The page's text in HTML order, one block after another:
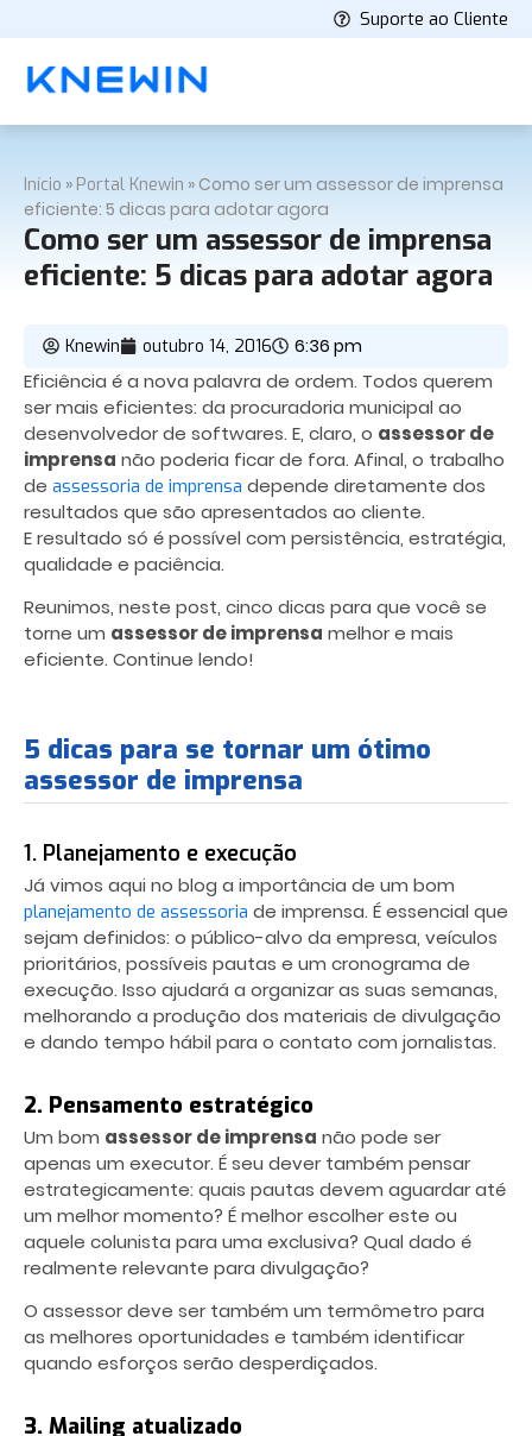
Suporte ao Cliente
Início » Portal Knewin » Como ser um assessor de imprensa
eficiente: 5 dicas para adotar agora
Como ser um assessor de imprensa
eficiente: 5 dicas para adotar agora
Knewin outubro 14, 2016 6:36 pm
Eficiência é a nova palavra de ordem. Todos querem
ser mais eficientes: da procuradoria municipal ao
desenvolvedor de softwares. E, claro, o assessor de
imprensa não poderia ficar de fora. Afinal, o trabalho
de assessoria de imprensa depende diretamente dos
resultados que são apresentados ao cliente.
E resultado só é possível com persistência, estratégia,
qualidade e paciência.
Reunimos, neste post, cinco dicas para que você se
torne um assessor de imprensa melhor e mais
eficiente. Continue lendo!
5 dicas para se tornar um ótimo
assessor de imprensa
1. Planejamento e execução
Já vimos aqui no blog a importância de um bom
planejamento de assessoria de imprensa. É essencial que
sejam definidos: o público-alvo da empresa, veículos
prioritários, possíveis pautas e um cronograma de
execução. Isso ajudará a organizar as suas semanas,
melhorando a produção dos materiais de divulgação
e dando tempo hábil para o contato com jornalistas.
2. Pensamento estratégico
Um bom assessor de imprensa não pode ser
apenas um executor. É seu dever também pensar
estrategicamente: quais pautas devem aguardar até
um melhor momento? É melhor escolher este ou
aquele colunista para uma exclusiva? Qual dado é
realmente relevante para divulgação?
O assessor deve ser também um termômetro para
as melhores oportunidades e também identificar
quando esforços serão desperdiçados.
3. Mailing atualizado